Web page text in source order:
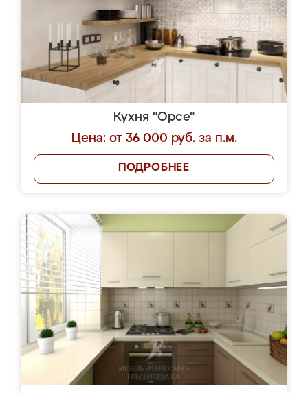
Кухня "Орсе"
Цена: от 36 000 руб. за п.м.
ПОДРОБНЕЕ